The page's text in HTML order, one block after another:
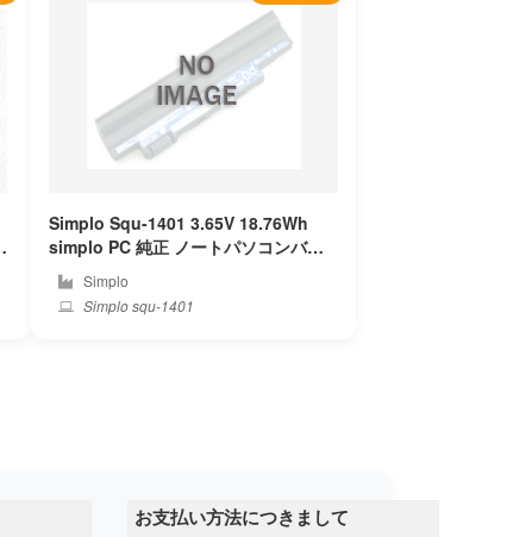
Simplo Squ-1401 3.65V 18.76Wh
simplo PC 純正 ノートパソコンバッ
テリーSimplo
Simplo squ-1401
お支払い方法につきまして